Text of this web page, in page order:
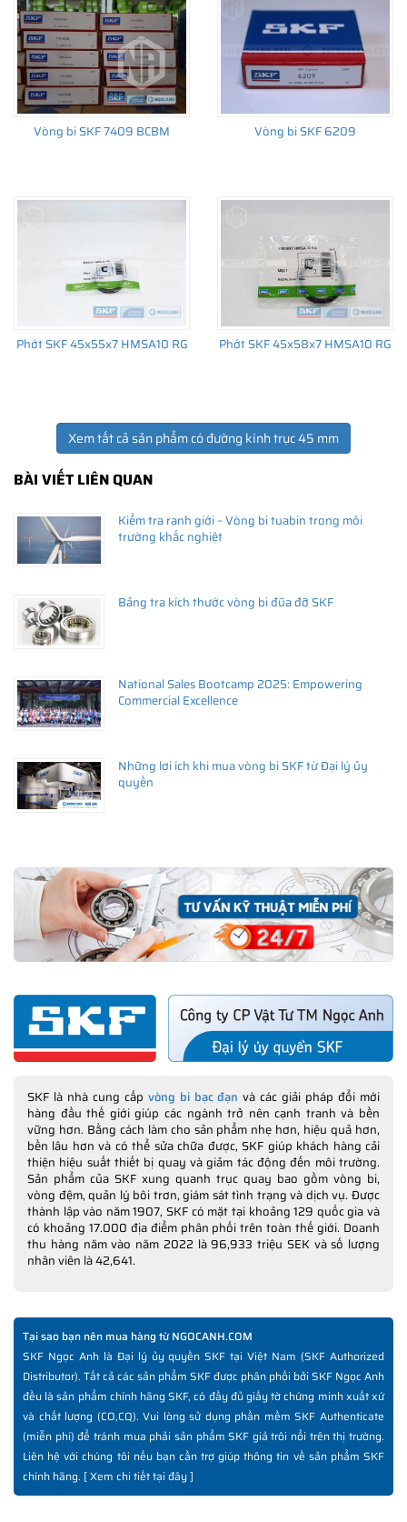
Vòng bi SKF 7409 BCBM Vòng bi SKF 6209
Phớt SKF 45x55x7 HMSA10 RG Phớt SKF 45x58x7 HMSA10 RG
Xem tất cả sản phẩm có đường kính trục 45 mm
BÀI VIẾT LIÊN QUAN
Kiểm tra ranh giới – Vòng bi tuabin trong môi
trường khắc nghiệt
Bảng tra kích thước vòng bi đũa đỡ SKF
National Sales Bootcamp 2025: Empowering
Commercial Excellence
Những lợi ích khi mua vòng bi SKF từ Đại lý ủy
quyền
SKF là nhà cung cấp vòng bi bạc đạn và các giải pháp đổi mới
hàng đầu thế giới giúp các ngành trở nên cạnh tranh và bền
vững hơn. Bằng cách làm cho sản phẩm nhẹ hơn, hiệu quả hơn,
bền lâu hơn và có thể sửa chữa được, SKF giúp khách hàng cải
thiện hiệu suất thiết bị quay và giảm tác động đến môi trường.
Sản phẩm của SKF xung quanh trục quay bao gồm vòng bi,
vòng đệm, quản lý bôi trơn, giám sát tình trạng và dịch vụ. Được
thành lập vào năm 1907, SKF có mặt tại khoảng 129 quốc gia và
có khoảng 17.000 địa điểm phân phối trên toàn thế giới. Doanh
thu hàng năm vào năm 2022 là 96,933 triệu SEK và số lượng
nhân viên là 42,641.
Tại sao bạn nên mua hàng từ NGOCANH.COM
SKF Ngọc Anh là Đại lý ủy quyền SKF tại Việt Nam (SKF Authorized
Distributor). Tất cả các sản phẩm SKF được phân phối bởi SKF Ngọc Anh
đều là sản phẩm chính hãng SKF, có đầy đủ giấy tờ chứng minh xuất xứ
và chất lượng (CO,CQ). Vui lòng sử dụng phần mềm SKF Authenticate
(miễn phí) để tránh mua phải sản phẩm SKF giả trôi nổi trên thị trường.
Liên hệ với chúng tôi nếu bạn cần trợ giúp thông tin về sản phẩm SKF
chính hãng. [Xem chi tiết tại đây]